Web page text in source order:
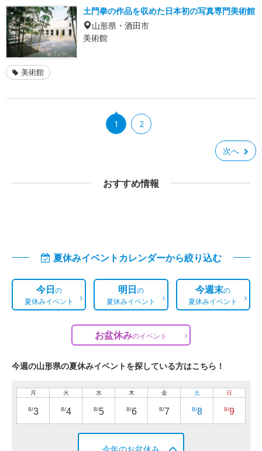
土門拳の作品を収めた日本初の写真専門美術館
山形県・酒田市
美術館
美術館
1 2
次へ
おすすめ情報
夏休みイベントカレンダーから絞り込む
今日の
夏休みイベント
明日の
夏休みイベント
今週末の
夏休みイベント
お盆休みのイベント
今週の山形県の夏休みイベントを探している方はこちら！
月
8/3
火
8/4
水
8/5
木
8/6
金
8/7
土
8/8
日
8/9
今年のお盆休み